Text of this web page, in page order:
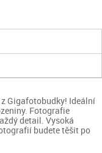
Gigafotobudky! Ideální
Fotografie
detail. Vysoká
budete těšit po